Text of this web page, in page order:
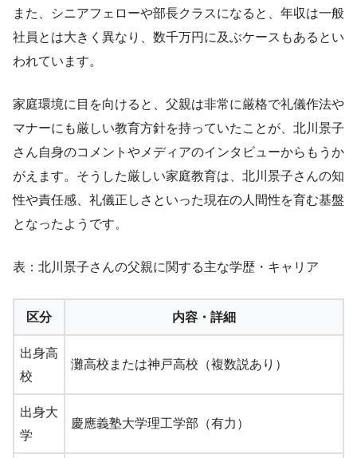
また、シニアフェローや部長クラスになると、年収は一般
社員とは大きく異なり、数千万円に及ぶケースもあるとい
われています。
家庭環境に目を向けると、父親は非常に厳格で礼儀作法や
マナーにも厳しい教育方針を持っていたことが、北川景子
さん自身のコメントやメディアのインタビューからもうか
がえます。そうした厳しい家庭教育は、北川景子さんの知
性や責任感、礼儀正しさといった現在の人間性を育む基盤
となったようです。
表：北川景子さんの父親に関する主な学歴・キャリア
区分 内容・詳細
出身高
校
灘高校または神戸高校（複数説あり）
出身大
学
慶應義塾大学理工学部（有力）